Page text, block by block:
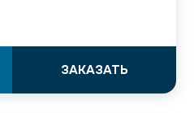
ЗАКАЗАТЬ